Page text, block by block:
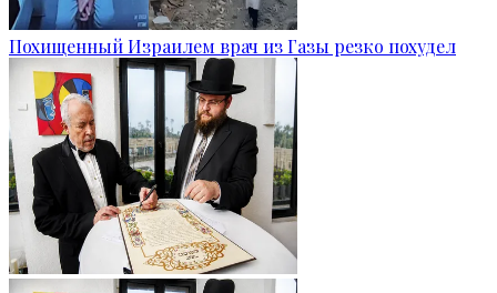
Похищенный Израилем врач из Газы резко похудел